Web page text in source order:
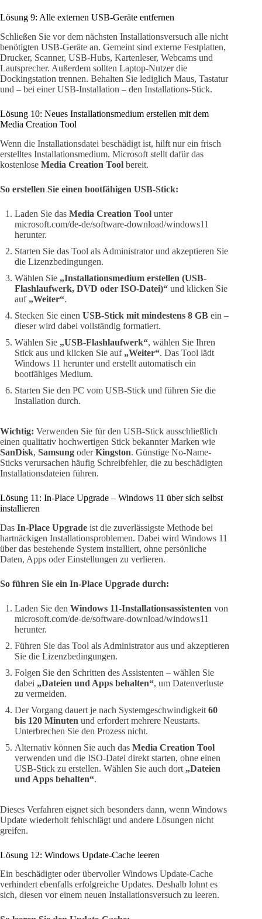
Lösung 9: Alle externen USB-Geräte entfernen
Schließen Sie vor dem nächsten Installationsversuch alle nicht
benötigten USB-Geräte an. Gemeint sind externe Festplatten,
Drucker, Scanner, USB-Hubs, Kartenleser, Webcams und
Lautsprecher. Außerdem sollten Laptop-Nutzer die
Dockingstation trennen. Behalten Sie lediglich Maus, Tastatur
und – bei einer USB-Installation – den Installations-Stick.
Lösung 10: Neues Installationsmedium erstellen mit dem
Media Creation Tool
Wenn die Installationsdatei beschädigt ist, hilft nur ein frisch
erstelltes Installationsmedium. Microsoft stellt dafür das
kostenlose Media Creation Tool bereit.
So erstellen Sie einen bootfähigen USB-Stick:
Laden Sie das Media Creation Tool unter
microsoft.com/de-de/software-download/windows11
herunter.
Starten Sie das Tool als Administrator und akzeptieren Sie
die Lizenzbedingungen.
Wählen Sie „Installationsmedium erstellen (USB-
Flashlaufwerk, DVD oder ISO-Datei)“ und klicken Sie
auf „Weiter“.
Stecken Sie einen USB-Stick mit mindestens 8 GB ein –
dieser wird dabei vollständig formatiert.
Wählen Sie „USB-Flashlaufwerk“, wählen Sie Ihren
Stick aus und klicken Sie auf „Weiter“. Das Tool lädt
Windows 11 herunter und erstellt automatisch ein
bootfähiges Medium.
Starten Sie den PC vom USB-Stick und führen Sie die
Installation durch.
Wichtig: Verwenden Sie für den USB-Stick ausschließlich
einen qualitativ hochwertigen Stick bekannter Marken wie
SanDisk, Samsung oderKingston. Günstige No-Name-
Sticks verursachen häufig Schreibfehler, die zu beschädigten
Installationsdateien führen.
Lösung 11: In-Place Upgrade – Windows 11 über sich selbst
installieren
Das In-Place Upgrade ist die zuverlässigste Methode bei
hartnäckigen Installationsproblemen. Dabei wird Windows 11
über das bestehende System installiert, ohne persönliche
Daten, Apps oder Einstellungen zu verlieren.
So führen Sie ein In-Place Upgrade durch:
Laden Sie den Windows 11-Installationsassistenten von
microsoft.com/de-de/software-download/windows11
herunter.
Führen Sie das Tool als Administrator aus und akzeptieren
Sie die Lizenzbedingungen.
Folgen Sie den Schritten des Assistenten – wählen Sie
dabei „Dateien und Apps behalten“, um Datenverluste
zu vermeiden.
Der Vorgang dauert je nach Systemgeschwindigkeit 60
bis 120 Minuten und erfordert mehrere Neustarts.
Unterbrechen Sie den Prozess nicht.
Alternativ können Sie auch das Media Creation Tool
verwenden und die ISO-Datei direkt starten, ohne einen
USB-Stick zu erstellen. Wählen Sie auch dort „Dateien
und Apps behalten“.
Dieses Verfahren eignet sich besonders dann, wenn Windows
Update wiederholt fehlschlägt und andere Lösungen nicht
greifen.
Lösung 12: Windows Update-Cache leeren
Ein beschädigter oder übervoller Windows Update-Cache
verhindert ebenfalls erfolgreiche Updates. Deshalb lohnt es
sich, diesen vor einem neuen Installationsversuch zu leeren.